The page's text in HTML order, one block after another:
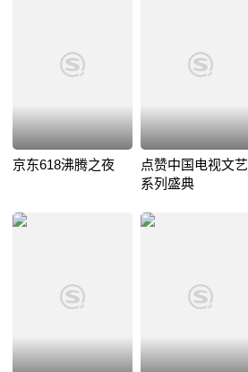
京东618沸腾之夜
点赞中国电视文艺
系列盛典